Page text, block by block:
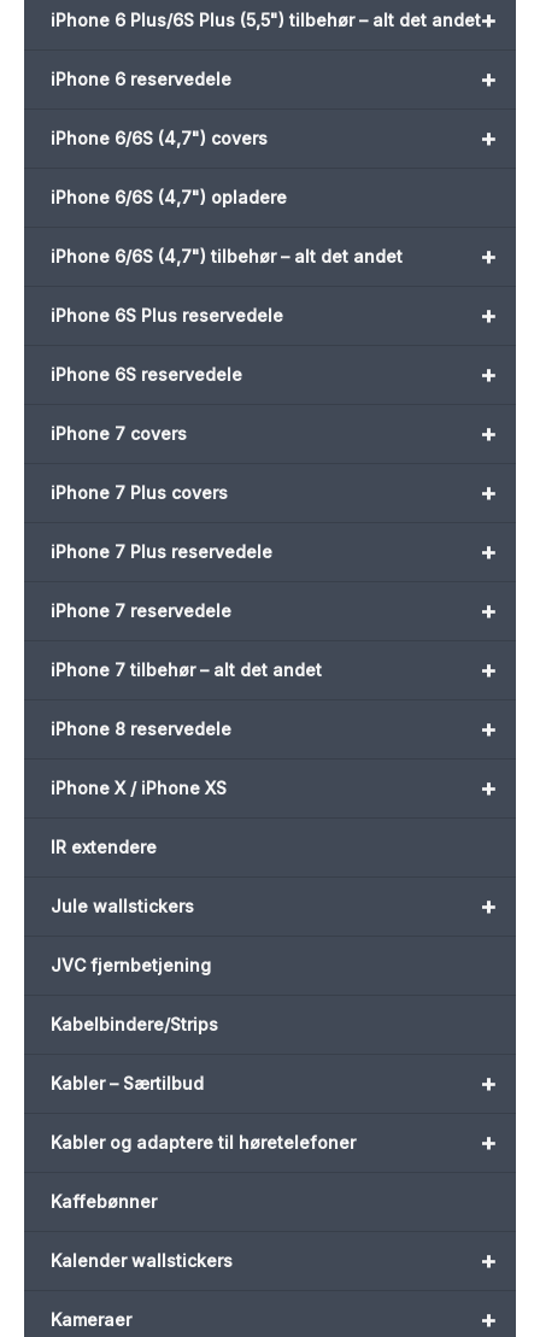
+
iPhone 6 Plus/6S Plus (5,5") tilbehør – alt det andet
+
iPhone 6 reservedele
+
iPhone 6/6S (4,7") covers
iPhone 6/6S (4,7") opladere
+
iPhone 6/6S (4,7") tilbehør – alt det andet
+
iPhone 6S Plus reservedele
+
iPhone 6S reservedele
+
iPhone 7 covers
+
iPhone 7 Plus covers
+
iPhone 7 Plus reservedele
+
iPhone 7 reservedele
+
iPhone 7 tilbehør – alt det andet
+
iPhone 8 reservedele
+
iPhone X / iPhone XS
IR extendere
+
Jule wallstickers
JVC fjernbetjening
Kabelbindere/Strips
+
Kabler – Særtilbud
+
Kabler og adaptere til høretelefoner
Kaffebønner
+
Kalender wallstickers
+
Kameraer